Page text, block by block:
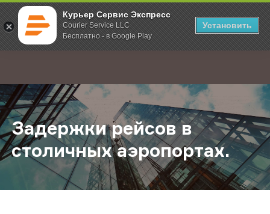
Курьер Сервис Экспресс
Courier Service LLC
Бесплатно - в Google Play
Установить
; Главная О компании Новости Задержки рейсов в столичных
Задержки рейсов в
столичных аэропортах.